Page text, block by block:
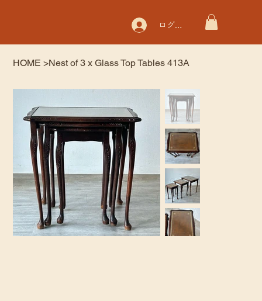
ログイン
HOME >Nest of 3 x Glass Top Tables 413A